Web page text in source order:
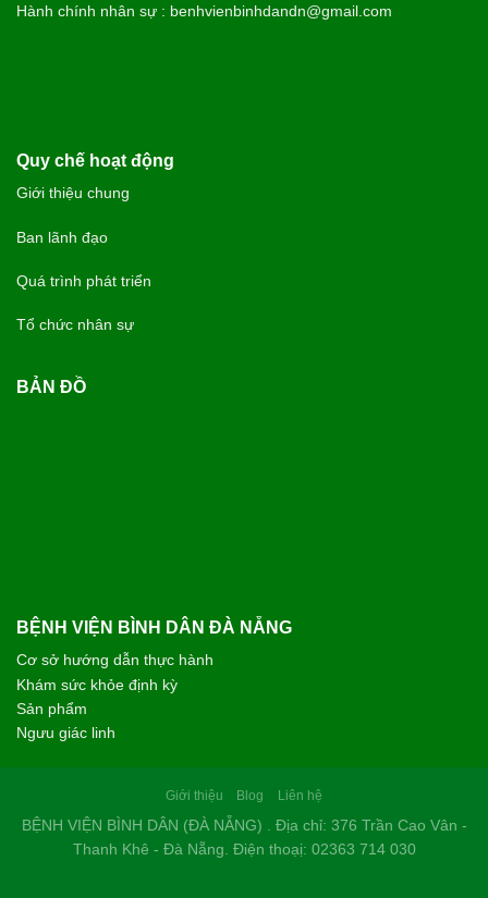
Hành chính nhân sự : benhvienbinhdandn@gmail.com
Quy chế hoạt động
Giới thiệu chung
Ban lãnh đạo
Quá trình phát triển
Tổ chức nhân sự
BẢN ĐỒ
BỆNH VIỆN BÌNH DÂN ĐÀ NẴNG
Cơ sở hướng dẫn thực hành
Khám sức khỏe định kỳ
Sản phẩm
Ngưu giác linh
Giới thiệu Blog Liên hệ
BỆNH VIỆN BÌNH DÂN (ĐÀ NẴNG) . Địa chỉ: 376 Trần Cao Vân -
Thanh Khê - Đà Nẵng. Điện thoạị: 02363 714 030